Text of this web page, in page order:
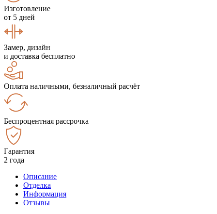
Изготовление
от 5 дней
Замер, дизайн
и доставка бесплатно
Оплата наличными, безналичный расчёт
Беспроцентная рассрочка
Гарантия
2 года
Описание
Отделка
Информация
Отзывы